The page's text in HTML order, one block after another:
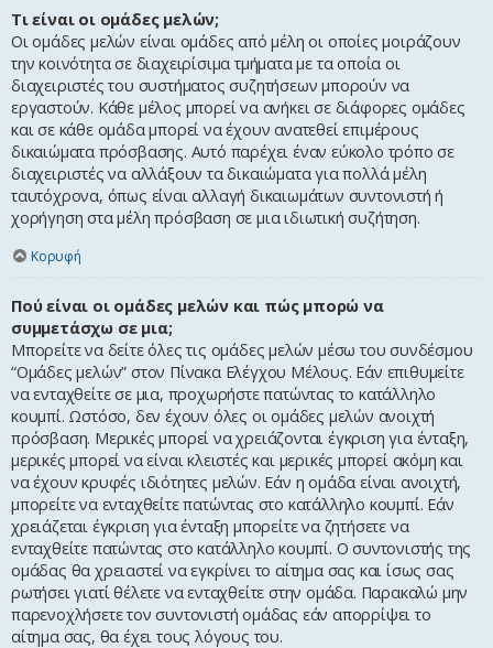
Τι είναι οι ομάδες μελών;
Οι ομάδες μελών είναι ομάδες από μέλη οι οποίες μοιράζουν
την κοινότητα σε διαχειρίσιμα τμήματα με τα οποία οι
διαχειριστές του συστήματος συζητήσεων μπορούν να
εργαστούν. Κάθε μέλος μπορεί να ανήκει σε διάφορες ομάδες
και σε κάθε ομάδα μπορεί να έχουν ανατεθεί επιμέρους
δικαιώματα πρόσβασης. Αυτό παρέχει έναν εύκολο τρόπο σε
διαχειριστές να αλλάξουν τα δικαιώματα για πολλά μέλη
ταυτόχρονα, όπως είναι αλλαγή δικαιωμάτων συντονιστή ή
χορήγηση στα μέλη πρόσβαση σε μια ιδιωτική συζήτηση.
Κορυφή
Πού είναι οι ομάδες μελών και πώς μπορώ να
συμμετάσχω σε μια;
Μπορείτε να δείτε όλες τις ομάδες μελών μέσω του συνδέσμου
“Ομάδες μελών” στον Πίνακα Ελέγχου Μέλους. Εάν επιθυμείτε
να ενταχθείτε σε μια, προχωρήστε πατώντας το κατάλληλο
κουμπί. Ωστόσο, δεν έχουν όλες οι ομάδες μελών ανοιχτή
πρόσβαση. Μερικές μπορεί να χρειάζονται έγκριση για ένταξη,
μερικές μπορεί να είναι κλειστές και μερικές μπορεί ακόμη και
να έχουν κρυφές ιδιότητες μελών. Εάν η ομάδα είναι ανοιχτή,
μπορείτε να ενταχθείτε πατώντας στο κατάλληλο κουμπί. Εάν
χρειάζεται έγκριση για ένταξη μπορείτε να ζητήσετε να
ενταχθείτε πατώντας στο κατάλληλο κουμπί. Ο συντονιστής της
ομάδας θα χρειαστεί να εγκρίνει το αίτημα σας και ίσως σας
ρωτήσει γιατί θέλετε να ενταχθείτε στην ομάδα. Παρακαλώ μην
παρενοχλήσετε τον συντονιστή ομάδας εάν απορρίψει το
αίτημα σας, θα έχει τους λόγους του.